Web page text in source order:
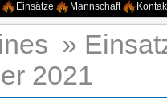
Einsätze Mannschaft
»
2021